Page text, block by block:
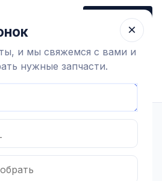
Заказать звонок
к молокоопорожнителю
×
и мы свяжемся с вами и
нужные запчасти.